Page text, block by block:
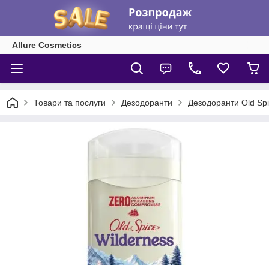
Allure Cosmetics
Товари та послуги Дезодоранти Дезодоранти Old